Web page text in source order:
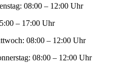
08:00 – 12:00 Uhr
– 17:00 Uhr
08:00 – 12:00 Uhr
08:00 – 12:00 Uhr